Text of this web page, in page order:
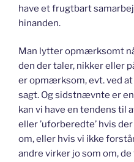
have et frugtbart
hinanden.
Man lytter opmærksomt
den der taler, nikker eller
er opmærksom, evt. ved
sagt. Og sidstnævnte er
kan vi have en tendens til
eller ’uforberedte’ hvis
om, eller hvis vi ikke
andre virker jo som om,